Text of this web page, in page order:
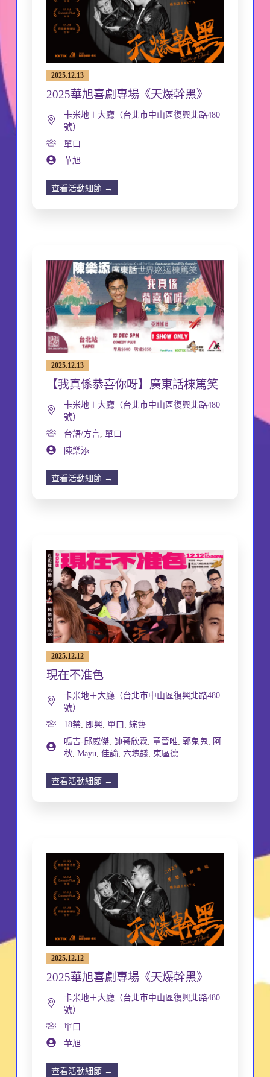
2025.12.13
2025華旭喜劇專場《天爆幹黑》
卡米地＋大廳（台北市中山區復興北路480
號）
單口
華旭
查看活動細節 →
2025.12.13
【我真係恭喜你呀】廣東話棟篤笑
卡米地＋大廳（台北市中山區復興北路480
號）
台語/方言, 單口
陳樂添
查看活動細節 →
2025.12.12
現在不准色
卡米地＋大廳（台北市中山區復興北路480
號）
18禁, 即興, 單口
綜藝
呱吉-邱威傑, 帥哥欣霖, 章晉唯 郭鬼鬼
阿
秋 Mayu 佳諭, 六塊錢, 東區德
查看活動細節 →
2025.12.12
2025華旭喜劇專場《天爆幹黑》
卡米地＋大廳（台北市中山區復興北路480
號）
單口
華旭
查看活動細節 →